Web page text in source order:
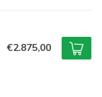
€2.875,00